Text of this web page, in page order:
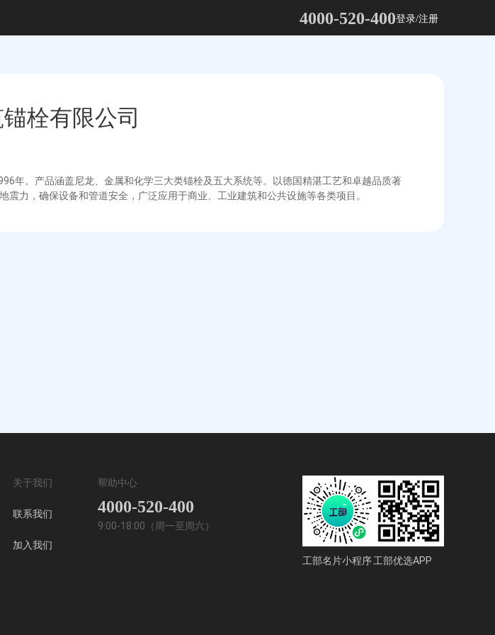
4000-520-400登录/注册
栓有限公司
年。产品涵盖尼龙、金属和化学三大类锚栓及五大系统等。以德国精湛工艺和卓越品质著
力，确保设备和管道安全，广泛应用于商业、工业建筑和公共设施等各类项目。
关于我们
联系我们
加入我们
帮助中心
4000-520-400
9:00-18:00（周一至周六）
工部名片小程序工部优选APP